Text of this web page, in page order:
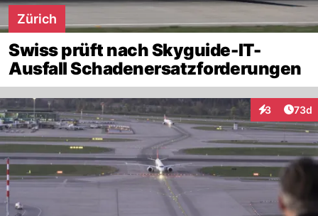
Zürich
Swiss prüft nach Skyguide-IT-
Ausfall Schadenersatzforderungen
3
Interaktionen
73d